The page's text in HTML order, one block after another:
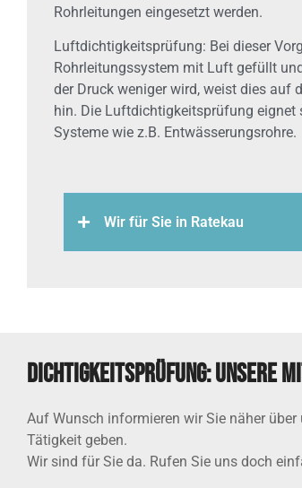
Rohrleitungen eingesetzt werden.
Luftdichtigkeitsprüfung: Bei dieser
Rohrleitungssystem mit Luft gefüllt
der Druck weniger wird, weist dies auf
hin. Die Luftdichtigkeitsprüfung eignet
Systeme wie z.B. Entwässerungsrohre.
Wir für Sie in Ratekau
Dichtigkeitsprüfung: Unsere
Auf Wunsch informieren wir Sie näher
Tätigkeit geben.
Wir sind für Sie da. Rufen Sie uns doch